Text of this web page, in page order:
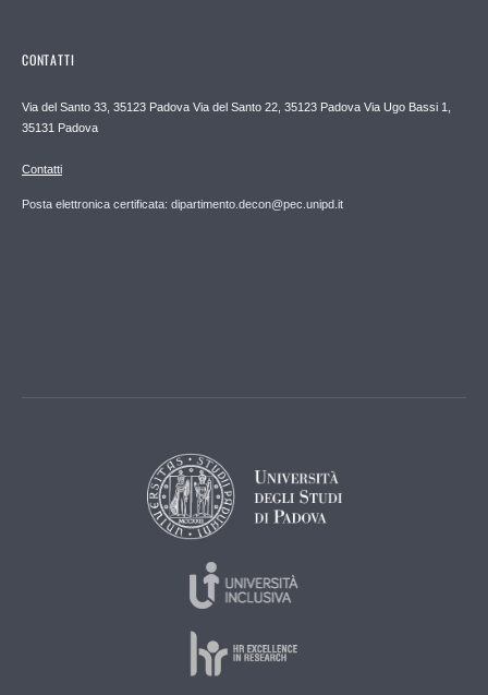
CONTATTI
Via del Santo 33, 35123 Padova Via del Santo 22, 35123 Padova Via Ugo Bassi 1,
35131 Padova
Contatti
Posta elettronica certificata: dipartimento.decon@pec.unipd.it